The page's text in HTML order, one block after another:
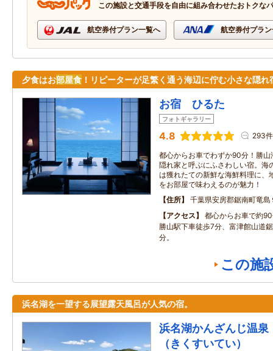
この施設と交通手段を自由に組み合わせたおトクな
航空券付プラン一覧へ 航空券付プラ
夕食はお部屋食 ！リピーターが足繁く通う海辺に佇む小さな隠れ
お宿 ひるた
フォトギャラリー
4.8 293件
都心からお車でわずか90分！勝
隠れ家と呼ぶにふさわしい宿。海
は獲れたての新鮮な海鮮料理に、
をお部屋で味わえるのが魅力！
住所
千葉県安房郡鋸南町竜島
アクセス
都心からお車で約
勝山駅下車徒歩7分、富津館山道
分。
この施
浜名湖を一望する展望露天風呂が人気の宿。
浜名湖かんざんじ温
（きくすいてい）